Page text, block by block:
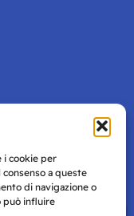
i cookie per
a queste
di navigazione o
può influire